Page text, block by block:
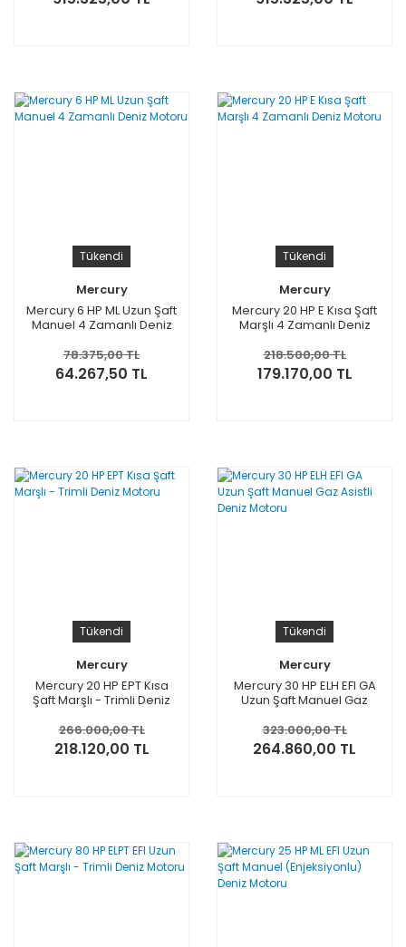
Tükendi
Mercury
Mercury 6 HP ML Uzun Şaft
Manuel 4 Zamanlı Deniz
78.375,00 TL
64.267,50 TL
Tükendi
Mercury
Mercury 20 HP E Kısa Şaft
Marşlı 4 Zamanlı Deniz
218.500,00 TL
179.170,00 TL
Tükendi
Mercury
Mercury 20 HP EPT Kısa
Şaft Marşlı - Trimli Deniz
266.000,00 TL
218.120,00 TL
Tükendi
Mercury
Mercury 30 HP ELH EFI GA
Uzun Şaft Manuel Gaz
323.000,00 TL
264.860,00 TL